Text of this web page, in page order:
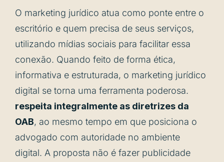
O marketing jurídico atua como ponte entre o
escritório e quem precisa de seus serviços,
utilizando mídias sociais para facilitar essa
conexão. Quando feito de forma ética,
informativa e estruturada, o marketing jurídico
digital se torna uma ferramenta poderosa.
respeita integralmente as diretrizes da
OAB, ao mesmo tempo em que posiciona o
advogado com autoridade no ambiente
digital. A proposta não é fazer publicidade